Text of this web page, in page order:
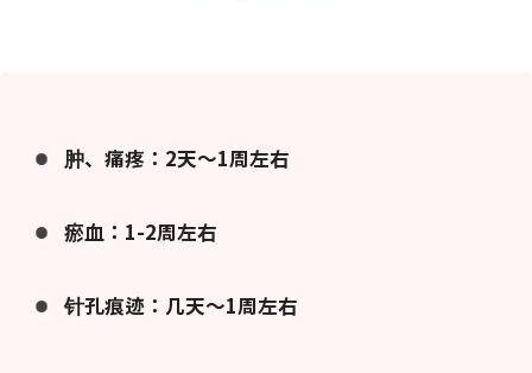
肿、痛疼：2天～1周左右
瘀血：1-2周左右
针孔痕迹：几天～1周左右